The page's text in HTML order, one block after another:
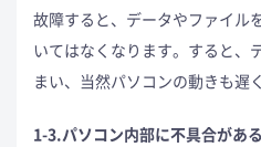
故障すると、データやファイル
いてはなくなります。すると、
まい、当然パソコンの動きも遅
1-3.パソコン内部に不具合がある